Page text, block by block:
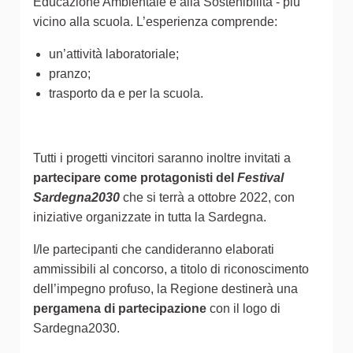
vicino alla scuola. L’esperienza comprende:
un’attività laboratoriale;
pranzo;
trasporto da e per la scuola.
Tutti i progetti vincitori saranno inoltre invitati a
partecipare come protagonisti del Festival
Sardegna2030 che si terrà a ottobre 2022, con
iniziative organizzate in tutta la Sardegna.
I/le partecipanti che candideranno elaborati
ammissibili al concorso, a titolo di riconoscimento
dell’impegno profuso, la Regione destinerà una
pergamena di partecipazione con il logo di
Sardegna2030.